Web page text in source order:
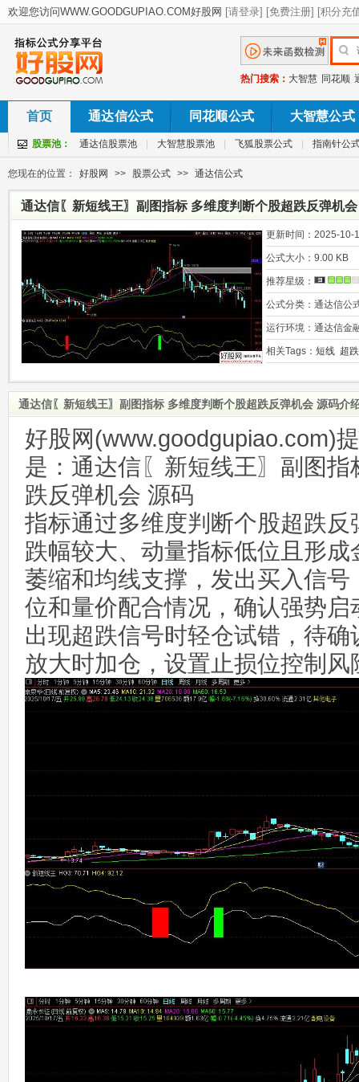
热门搜索： 大智慧 同花顺
首页 通达信公式 同花顺公式 大智慧公式
股票池： 通达信股票池 大智慧股票池 飞狐股票公式 指南针公
您现在的位置： 好股网 >> 股票公式 >> 通达信公式
通达信〖新短线王〗副图指标 多维度判断个股超跌反弹机
更新时间： 2025-10-
公式大小： 9.00 KB
推荐星级：
公式分类： 通达信公
运行环境： 通达信金
相关Tags： 短线 超
通达信〖新短线王〗副图指标 多维度判断个股超跌反弹机会 源码介
好股网(www.goodgupiao.com)
是：通达信〖新短线王〗副图
跌反弹机会 源码
指标通过多维度判断个股超跌
跌幅较大、动量指标低位且形
萎缩和均线支撑，发出买入信
位和量价配合情况，确认强势
出现超跌信号时轻仓试错，待
放大时加仓，设置止损位控制风